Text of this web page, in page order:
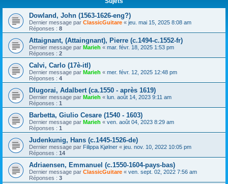
Dowland, John (1563-1626-eng?)
Dernier message par ClassicGuitare « jeu. mai 15, 2025 8:08 am
Réponses : 8
Attaignant, (Attaingnant), Pierre (c.1494-c.1552-fr)
Dernier message par Marieh « mar. févr. 18, 2025 1:53 pm
Réponses : 2
Calvi, Carlo (17è-itl)
Dernier message par Marieh « mer. févr. 12, 2025 12:48 pm
Réponses : 4
Dlugorai, Adalbert (ca.1550 - après 1619)
Dernier message par Marieh « lun. août 14, 2023 9:11 am
Réponses : 1
Barbetta, Giulio Cesare (1540 - 1603)
Dernier message par Marieh « ven. août 04, 2023 8:29 am
Réponses : 1
Judenkunig, Hans (c.1445-1526-de)
Dernier message par Filippa Kjølner « jeu. nov. 10, 2022 10:05 pm
Réponses : 14
Adriaensen, Emmanuel (c.1550-1604-pays-bas)
Dernier message par ClassicGuitare « ven. sept. 02, 2022 7:56 am
Réponses : 3